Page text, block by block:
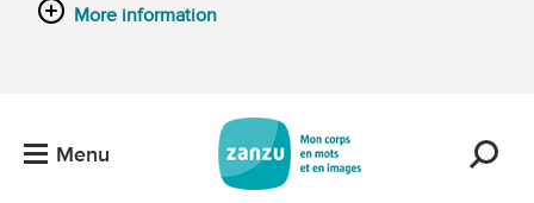
More information
Menu